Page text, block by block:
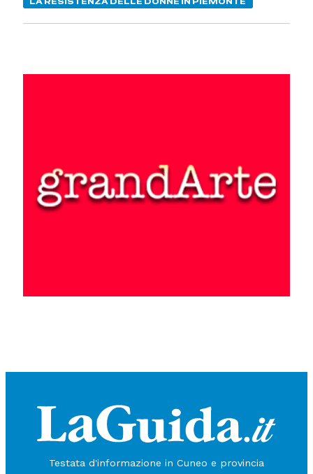
Testata d'informazione in Cuneo e provincia